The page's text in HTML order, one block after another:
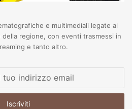
e multimediali legate al
regione, con eventi trasmessi in
e tanto altro.